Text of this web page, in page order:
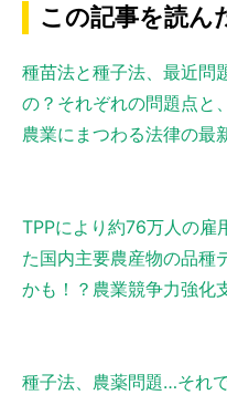
この記事を読ん
種苗法と種子法、最近問
の？それぞれの問題点と
農業にまつわる法律の最
TPPにより約76万人の雇
た国内主要農産物の品種
かも！？農業競争力強化
種子法、農薬問題…それ